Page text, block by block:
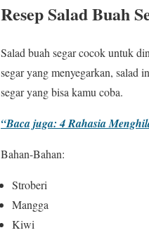
Resep Salad Buah
Salad buah segar cocok untuk
segar yang menyegarkan, salad
segar yang bisa kamu coba.
“Baca juga: 4 Rahasia
Bahan-Bahan:
Stroberi
Mangga
Kiwi